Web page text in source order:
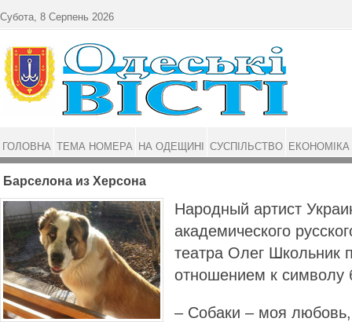
Барселона из Херсона
Народный артист
академического
театра Олег Школьник
отношением к символу
– Собаки – моя любовь,
Субота, 8 Серпень 2026
ГОЛОВНА ТЕМА НОМЕРА НА ОДЕЩИНІ СУСПІЛЬСТВО ЕКОНОМІКА